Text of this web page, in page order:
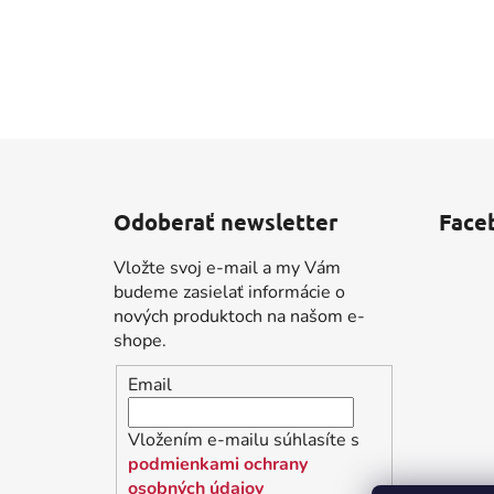
Odoberať newsletter
Vložte svoj e-mail a my Vám
budeme zasielať informácie o
nových produktoch na našom e-
shope.
Email
Vložením e-mailu súhlasíte s
podmienkami ochrany
osobných údajov